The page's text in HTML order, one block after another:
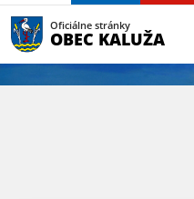
Oficiálne stránky
OBEC KALUŽA